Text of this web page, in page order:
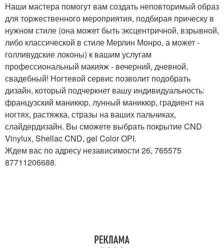
Наши мастера помогут вам создать неповторимый образ
для торжественного мероприятия, подбирая прическу в
нужном стиле (она может быть эксцентричной, взрывной,
либо классической в стиле Мерлин Монро, а может -
голливудские локоны) к вашим услугам
профессиональный макияж - вечерний, дневной,
свадебный! Ногтевой сервис позволит подобрать
дизайн, который подчеркнет вашу индивидуальность:
французский маникюр, лунный маникюр, градиент на
ногтях, растяжка, стразы на ваших пальчиках,
слайдердизайн. Вы сможете выбрать покрытие CND
Vinylux, Shellac CND, gel Color OPI.
Ждем вас по адресу независимости 26, 765575
87711206688.